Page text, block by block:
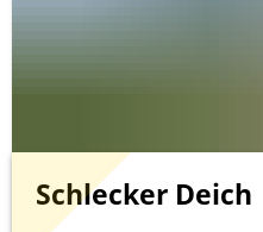
Schlecker Deich